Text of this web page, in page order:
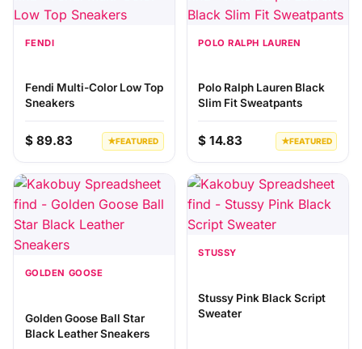
FENDI
Fendi Multi-Color Low Top
Sneakers
$ 89.83 ★FEATURED
POLO RALPH LAUREN
Polo Ralph Lauren Black
Slim Fit Sweatpants
$ 14.83 ★FEATURED
GOLDEN GOOSE
Golden Goose Ball Star
Black Leather Sneakers
STUSSY
Stussy Pink Black Script
Sweater